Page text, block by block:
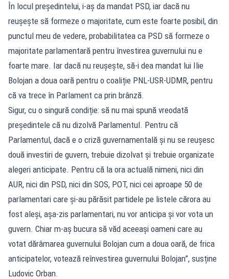
În locul președintelui, i-aș da mandat PSD, iar dacă nu
reușește să formeze o majoritate, cum este foarte posibil, din
punctul meu de vedere, probabilitatea ca PSD să formeze o
majoritate parlamentară pentru învestirea guvernului nu e
foarte mare. Iar dacă nu reușește, să-i dea mandat lui Ilie
Bolojan a doua oară pentru o coaliție PNL-USR-UDMR, pentru
că va trece în Parlament ca prin brânză.
Sigur, cu o singură condiție: să nu mai spună vreodată
președintele că nu dizolvă Parlamentul. Pentru că
Parlamentul, dacă e o criză guvernamentală și nu se reușesc
două investiri de guvern, trebuie dizolvat și trebuie organizate
alegeri anticipate. Pentru că la ora actuală nimeni, nici din
AUR, nici din PSD, nici din SOS, POT, nici cei aproape 50 de
parlamentari care și-au părăsit partidele pe listele cărora au
fost aleși, așa-zis parlamentari, nu vor anticipa și vor vota un
guvern. Chiar m-aș bucura să văd aceeași oameni care au
votat dărâmarea guvernului Bolojan cum a doua oară, de frica
anticipatelor, votează reînvestirea guvernului Bolojan”, susține
Ludovic Orban.